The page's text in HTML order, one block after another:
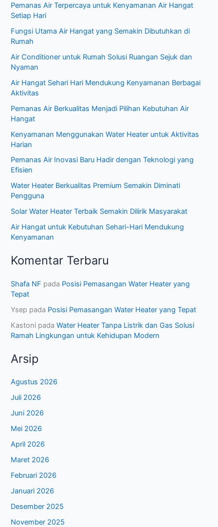
u
t
u
k
:
Pemanas Air Terpercaya untuk Kenyamanan Air Hangat
Setiap Hari
Fungsi Utama Air Hangat yang Semakin Dibutuhkan di
Rumah
Air Conditioner untuk Rumah Solusi Ruangan Sejuk dan
Nyaman
Air Hangat Sehari Hari Mendukung Kenyamanan Berbagai
Aktivitas
Pemanas Air Berkualitas Menjadi Pilihan Kebutuhan Air
Hangat
Kenyamanan Menggunakan Water Heater untuk Aktivitas
Harian
Pemanas Air Inovasi Baru Hadir dengan Teknologi yang
Efisien
Water Heater Berkualitas Premium Semakin Diminati
Pengguna
Solar Water Heater Terbaik Semakin Dilirik Masyarakat
Air Hangat untuk Kebutuhan Sehari-Hari Mendukung
Kenyamanan
Komentar Terbaru
Shafa NF pada Posisi Pemasangan Water Heater yang
Tepat
Ysep pada Posisi Pemasangan Water Heater yang Tepat
Kastoni padaWater Heater Tanpa Listrik dan Gas Solusi
Ramah Lingkungan untuk Kehidupan Modern
Arsip
Agustus 2026
Juli 2026
Juni 2026
Mei 2026
April 2026
Maret 2026
Februari 2026
Januari 2026
Desember 2025
November 2025